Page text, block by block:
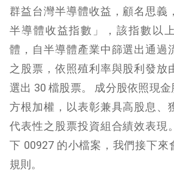
群益台灣半導體收益，顧名思義
半導體收益指數」，該指數以
體，自半導體產業中篩選出通過
之股票，依照殖利率與股利發放
選出 30 檔股票。 成分股依照現
方根加權，以表彰兼具高股息、
代表性之股票投資組合績效表現
下 00927 的小檔案，我們接下來
規則。